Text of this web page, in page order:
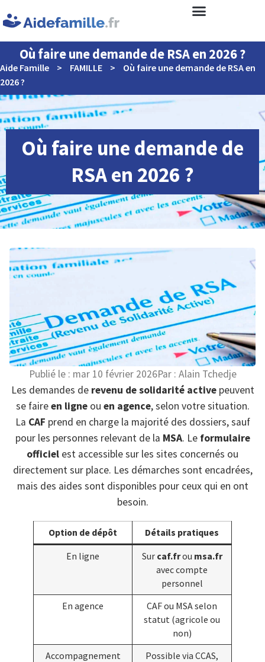
Où faire une demande de RSA en 2026 ?
Aide Famille > FAMILLE >
Où faire une demande de RSA en
2026 ?
Où faire une demande de
RSA en 2026 ?
Publié le : mar 10 février 2026Par : Alain Tchedje
Les demandes de revenu de solidarité activepeuvent
se faireen ligneou en agence, selon votre situation.
La CAF prend en charge la majorité des dossiers, sauf
pour les personnes relevant de la MSA. Le formulaire
officiel est accessible sur les sites concernés ou
directement sur place. Les démarches sont encadrées,
mais des aides sont disponibles pour ceux qui en ont
besoin.
Option de dépôt
Détails pratiques
En ligne
Sur caf.frou msa.fr
avec compte
personnel
En agence
CAF ou MSA selon
statut (agricole ou
non)
Accompagnement
Possible via CCAS,